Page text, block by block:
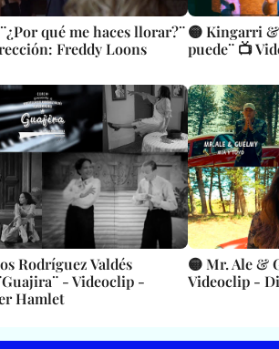
qué me haces llorar?¨
Freddy Loons
🟡 Kingarri
puede¨ 📺
Rodríguez Valdés
- Videoclip -
Hamlet
🟡 Mr. Ale &
Videoclip -